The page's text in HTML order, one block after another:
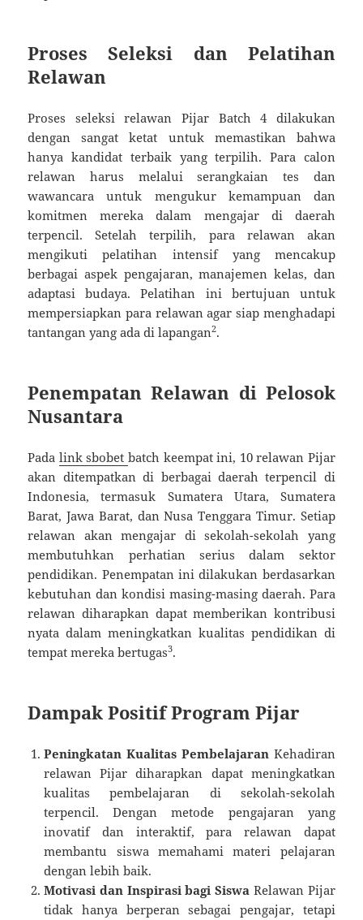
Proses Seleksi dan Pelatihan
Relawan
Proses seleksi relawan Pijar Batch 4 dilakukan
dengan sangat ketat untuk memastikan bahwa
hanya kandidat terbaik yang terpilih. Para calon
relawan harus melalui serangkaian tes dan
wawancara untuk mengukur kemampuan dan
komitmen mereka dalam mengajar di daerah
terpencil. Setelah terpilih, para relawan akan
mengikuti pelatihan intensif yang mencakup
berbagai aspek pengajaran, manajemen kelas, dan
adaptasi budaya. Pelatihan ini bertujuan untuk
mempersiapkan para relawan agar siap menghadapi
tantangan yang ada di lapangan2.
Penempatan Relawan di Pelosok
Nusantara
Pada link sbobet batch keempat ini, 10 relawan Pijar
akan ditempatkan di berbagai daerah terpencil di
Indonesia, termasuk Sumatera Utara, Sumatera
Barat, Jawa Barat, dan Nusa Tenggara Timur. Setiap
relawan akan mengajar di sekolah-sekolah yang
membutuhkan perhatian serius dalam sektor
pendidikan. Penempatan ini dilakukan berdasarkan
kebutuhan dan kondisi masing-masing daerah. Para
relawan diharapkan dapat memberikan kontribusi
nyata dalam meningkatkan kualitas pendidikan di
tempat mereka bertugas3.
Dampak Positif Program Pijar
Peningkatan Kualitas PembelajaranKehadiran
relawan Pijar diharapkan dapat meningkatkan
kualitas pembelajaran di sekolah-sekolah
terpencil. Dengan metode pengajaran yang
inovatif dan interaktif, para relawan dapat
membantu siswa memahami materi pelajaran
dengan lebih baik.
Motivasi dan Inspirasi bagi Siswa Relawan Pijar
tidak hanya berperan sebagai pengajar, tetapi